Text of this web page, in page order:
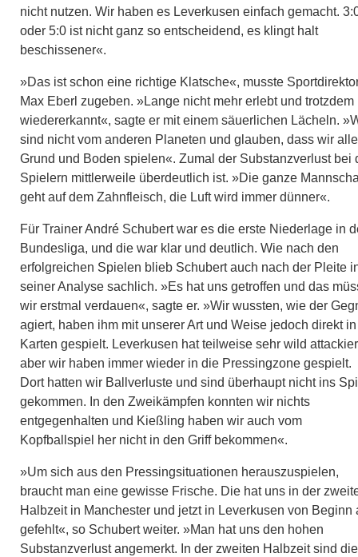
nicht nutzen. Wir haben es Leverkusen einfach gemacht.
oder 5:0 ist nicht ganz so entscheidend, es klingt halt
beschissener«.
»Das ist schon eine richtige Klatsche«, musste
Max Eberl zugeben. »Lange nicht mehr erlebt und trotzdem
wiedererkannt«, sagte er mit einem säuerlichen Lächeln.
sind nicht vom anderen Planeten und glauben, dass wir
Grund und Boden spielen«. Zumal der Substanzverlust bei
Spielern mittlerweile überdeutlich ist. »Die ganze
geht auf dem Zahnfleisch, die Luft wird immer dünner«.
Für Trainer André Schubert war es die erste Niederlage in
Bundesliga, und die war klar und deutlich. Wie nach den
erfolgreichen Spielen blieb Schubert auch nach der Pleite
seiner Analyse sachlich. »Es hat uns getroffen und das
wir erstmal verdauen«, sagte er. »Wir wussten, wie der
agiert, haben ihm mit unserer Art und Weise jedoch direkt
Karten gespielt. Leverkusen hat teilweise sehr wild
aber wir haben immer wieder in die Pressingzone gespielt.
Dort hatten wir Ballverluste und sind überhaupt nicht ins
gekommen. In den Zweikämpfen konnten wir nichts
entgegenhalten und Kießling haben wir auch vom
Kopfballspiel her nicht in den Griff bekommen«.
»Um sich aus den Pressingsituationen herauszuspielen,
braucht man eine gewisse Frische. Die hat uns in der
Halbzeit in Manchester und jetzt in Leverkusen von Beginn
gefehlt«, so Schubert weiter. »Man hat uns den hohen
Substanzverlust angemerkt. In der zweiten Halbzeit sind die